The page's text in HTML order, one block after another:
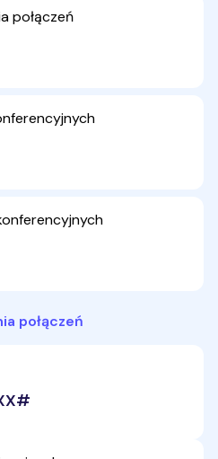
połączeń
połączeń